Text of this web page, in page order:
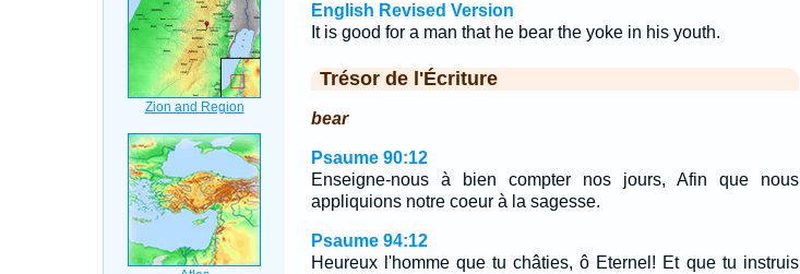
English Revised Version
It is good for a man that he bear the yoke in his youth.
Trésor de l'Écriture
bear
Psaume 90:12
Enseigne-nous à bien compter nos jours, Afin que nous
appliquions notre coeur à la sagesse.
Psaume 94:12
Heureux l'homme que tu châties, ô Eternel! Et que tu instruis